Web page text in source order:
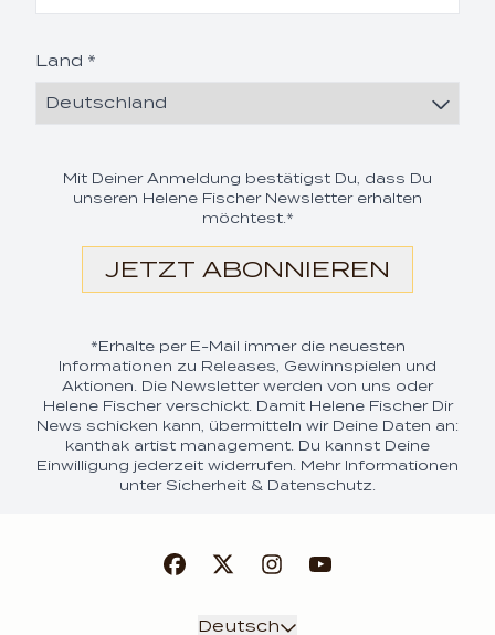
Land *
Mit Deiner Anmeldung bestätigst Du, dass Du
unseren Helene Fischer Newsletter erhalten
möchtest.*
JETZT ABONNIEREN
*Erhalte per E-Mail immer die neuesten
Informationen zu Releases, Gewinnspielen und
Aktionen. Die Newsletter werden von uns oder
Helene Fischer verschickt. Damit Helene Fischer Dir
News schicken kann, übermitteln wir Deine Daten an:
kanthak artist management. Du kannst Deine
Einwilligung jederzeit widerrufen. Mehr Informationen
unter Sicherheit & Datenschutz.
Deutsch